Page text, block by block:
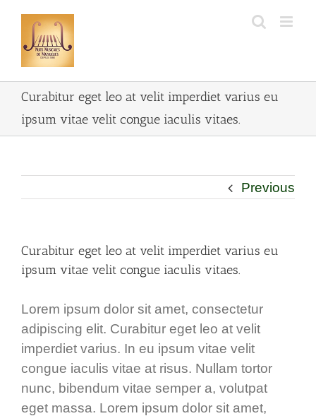
Curabitur eget leo at velit imperdiet varius eu
ipsum vitae velit congue iaculis vitaes.
Previous
Curabitur eget leo at velit imperdiet varius eu
ipsum vitae velit congue iaculis vitaes.
Lorem ipsum dolor sit amet, consectetur
adipiscing elit. Curabitur eget leo at velit
imperdiet varius. In eu ipsum vitae velit
congue iaculis vitae at risus. Nullam tortor
nunc, bibendum vitae semper a, volutpat
eget massa. Lorem ipsum dolor sit amet,